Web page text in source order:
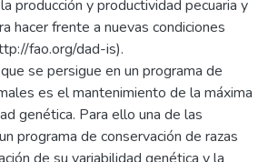
producción y productividad pecuaria y
hacer frente a nuevas condiciones
fao.org/dad-is).
se persigue en un programa de
es el mantenimiento de la máxima
genética. Para ello una de las
programa de conservación de razas